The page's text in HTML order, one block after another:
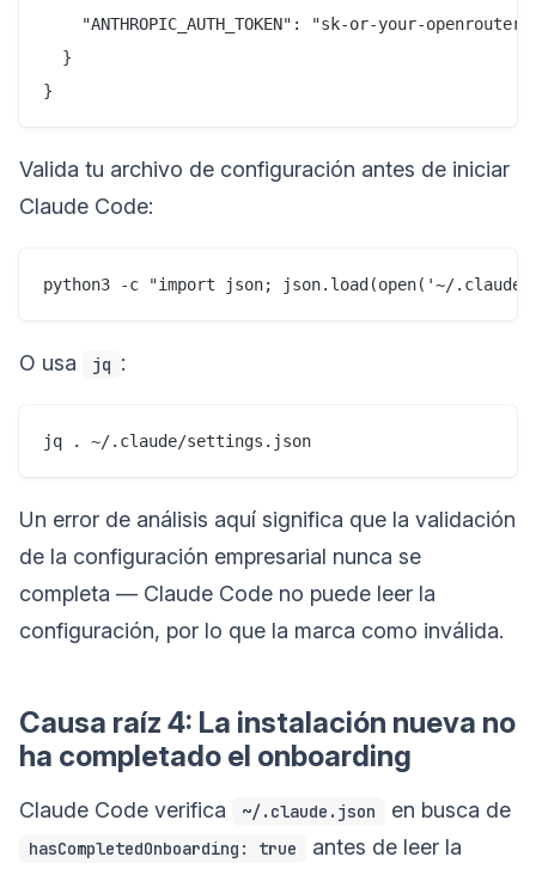
"ANTHROPIC_AUTH_TOKEN": "sk-or-your-openrouter-
  }
Valida tu archivo de configuración antes de iniciar
Claude Code:
O usa jq :
Un error de análisis aquí significa que la validación
de la configuración empresarial nunca se
completa — Claude Code no puede leer la
configuración, por lo que la marca como inválida.
Causa raíz 4: La instalación nueva no
ha completado el onboarding
Claude Code verifica ~/.claude.json en busca de
hasCompletedOnboarding: true
antes de leer la